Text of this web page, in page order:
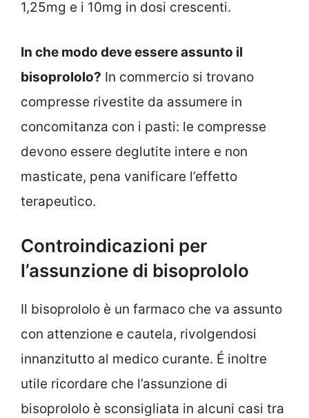
1,25mg e i 10mg in dosi crescenti.
In che modo deve essere assunto il
bisoprololo? In commercio si trovano
compresse rivestite da assumere in
concomitanza con i pasti: le compresse
devono essere deglutite intere e non
masticate, pena vanificare l’effetto
terapeutico.
Controindicazioni per
l’assunzione di bisoprololo
Il bisoprololo è un farmaco che va assunto
con attenzione e cautela, rivolgendosi
innanzitutto al medico curante. É inoltre
utile ricordare che l’assunzione di
bisoprololo è sconsigliata in alcuni casi tra